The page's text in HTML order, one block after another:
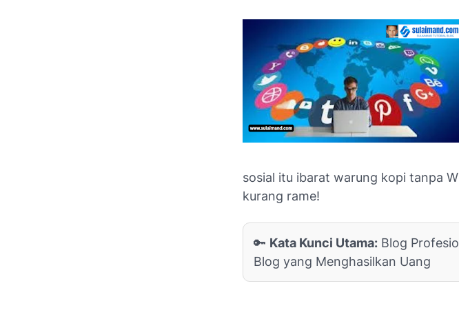
sosial itu ibarat warung kopi tanpa
kurang rame!
🔑 Kata Kunci Utama: Blog
Blog yang Menghasilkan Uang